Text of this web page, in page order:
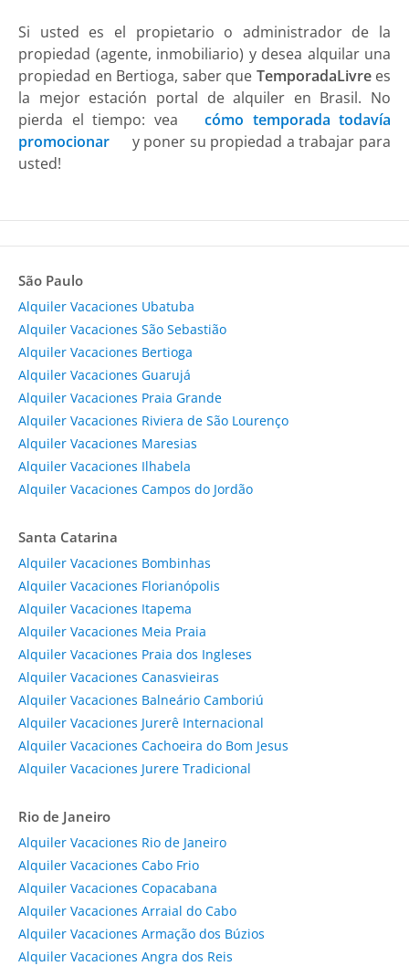
Si usted es el propietario o administrador de la
propiedad (agente, inmobiliario) y desea alquilar una
propiedad en Bertioga, saber que TemporadaLivrees
la mejor estación portal de alquiler en Brasil. No
pierda el tiempo: vea
cómo temporada todavía
promocionar
y poner su propiedad a trabajar para
usted!
São Paulo
Alquiler Vacaciones Ubatuba
Alquiler Vacaciones São Sebastião
Alquiler Vacaciones Bertioga
Alquiler Vacaciones Guarujá
Alquiler Vacaciones Praia Grande
Alquiler Vacaciones Riviera de São Lourenço
Alquiler Vacaciones Maresias
Alquiler Vacaciones Ilhabela
Alquiler Vacaciones Campos do Jordão
Santa Catarina
Alquiler Vacaciones Bombinhas
Alquiler Vacaciones Florianópolis
Alquiler Vacaciones Itapema
Alquiler Vacaciones Meia Praia
Alquiler Vacaciones Praia dos Ingleses
Alquiler Vacaciones Canasvieiras
Alquiler Vacaciones Balneário Camboriú
Alquiler Vacaciones Jurerê Internacional
Alquiler Vacaciones Cachoeira do Bom Jesus
Alquiler Vacaciones Jurere Tradicional
Rio de Janeiro
Alquiler Vacaciones Rio de Janeiro
Alquiler Vacaciones Cabo Frio
Alquiler Vacaciones Copacabana
Alquiler Vacaciones Arraial do Cabo
Alquiler Vacaciones Armação dos Búzios
Alquiler Vacaciones Angra dos Reis